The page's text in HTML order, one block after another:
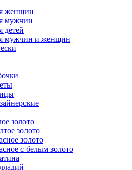
женщин
мужчин
детей
мужчин и женщин
золото
золото
золото
с белым золото